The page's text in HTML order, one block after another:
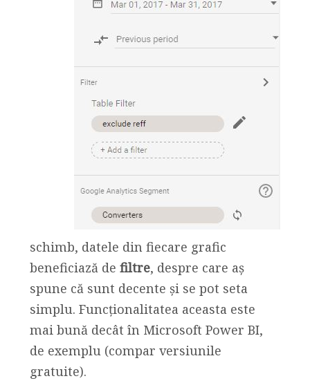
schimb, datele din fiecare grafic
beneficiază de filtre, despre care aș
spune că sunt decente și se pot seta
simplu. Funcționalitatea aceasta este
mai bună decât în Microsoft Power BI,
de exemplu (compar versiunile
gratuite).